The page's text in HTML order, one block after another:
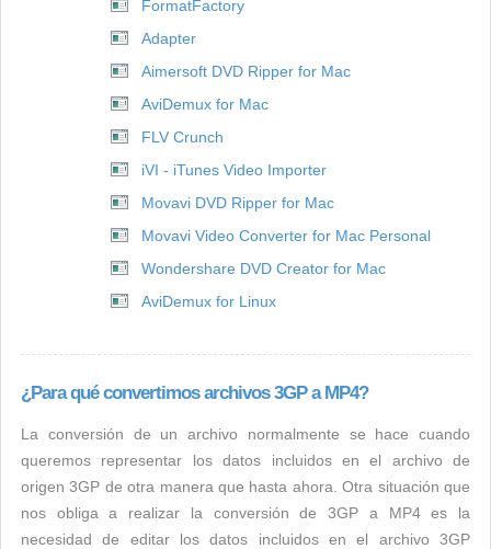
FormatFactory
Adapter
Aimersoft DVD Ripper for Mac
AviDemux for Mac
FLV Crunch
iVI - iTunes Video Importer
Movavi DVD Ripper for Mac
Movavi Video Converter for Mac Personal
Wondershare DVD Creator for Mac
AviDemux for Linux
¿Para qué convertimos archivos 3GP a MP4?
La conversión de un archivo normalmente se hace cuando
queremos representar los datos incluidos en el archivo de
origen 3GP de otra manera que hasta ahora. Otra situación que
nos obliga a realizar la conversión de 3GP a MP4 es la
necesidad de editar los datos incluidos en el archivo 3GP